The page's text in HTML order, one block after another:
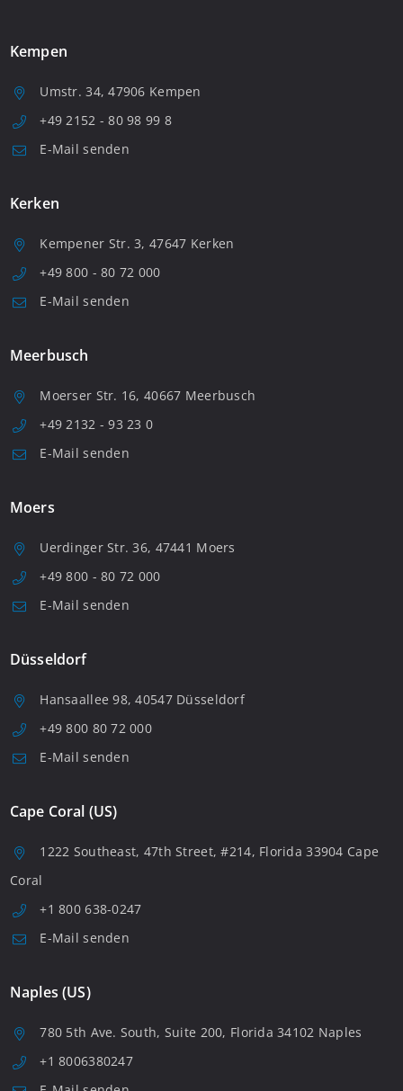
Kempen
Umstr. 34, 47906 Kempen
+49 2152 - 80 98 99 8
E-Mail senden
Kerken
Kempener Str. 3, 47647 Kerken
+49 800 - 80 72 000
E-Mail senden
Meerbusch
Moerser Str. 16, 40667 Meerbusch
+49 2132 - 93 23 0
E-Mail senden
Moers
Uerdinger Str. 36, 47441 Moers
+49 800 - 80 72 000
E-Mail senden
Düsseldorf
Hansaallee 98, 40547 Düsseldorf
+49 800 80 72 000
E-Mail senden
Cape Coral (US)
1222 Southeast, 47th Street, #214, Florida 33904 Cape
Coral
+1 800 638-0247
E-Mail senden
Naples (US)
780 5th Ave. South, Suite 200, Florida 34102 Naples
+1 8006380247